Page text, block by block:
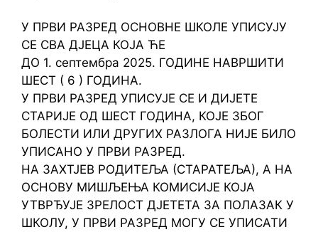
У ПРВИ РАЗРЕД ОСНОВНЕ ШКОЛЕ УПИСУЈУ
СЕ СВА ДЈЕЦА КОЈА ЋЕ
ДО 1. септембра 2025. ГОДИНЕ НАВРШИТИ
ШЕСТ ( 6 ) ГОДИНА.
У ПРВИ РАЗРЕД УПИСУЈЕ СЕ И ДИЈЕТЕ
СТАРИЈЕ ОД ШЕСТ ГОДИНА, КОЈЕ ЗБОГ
БОЛЕСТИ ИЛИ ДРУГИХ РАЗЛОГА НИЈЕ БИЛО
УПИСАНО У ПРВИ РАЗРЕД.
НА ЗАХТЈЕВ РОДИТЕЉА (СТАРАТЕЉА), А НА
ОСНОВУ МИШЉЕЊА КОМИСИЈЕ КОЈА
УТВРЂУЈЕ ЗРЕЛОСТ ДЈЕТЕТА ЗА ПОЛАЗАК У
ШКОЛУ, У ПРВИ РАЗРЕД МОГУ СЕ УПИСАТИ